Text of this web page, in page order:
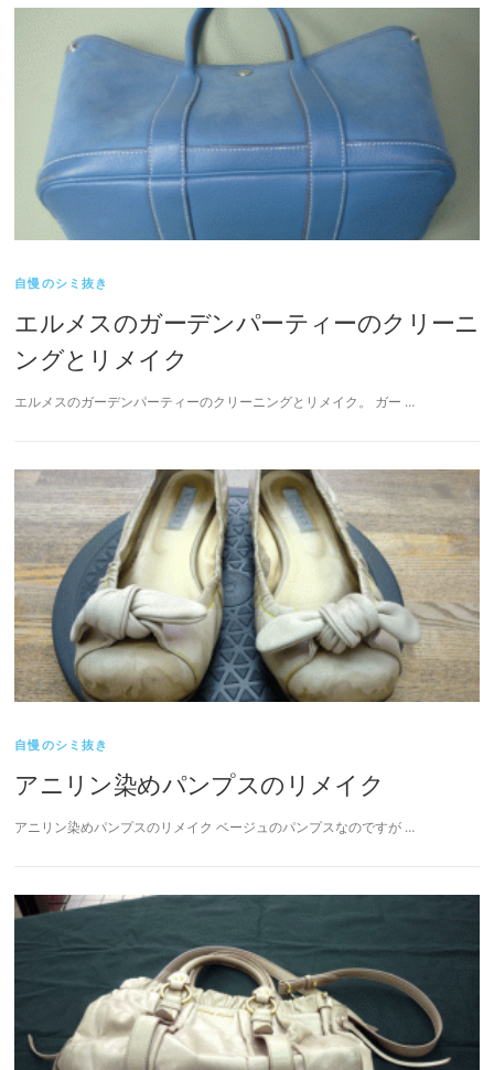
自慢のシミ抜き
エルメスのガーデンパーティーのクリーニ
ングとリメイク
エルメスのガーデンパーティーのクリーニングとリメイク。 ガー …
自慢のシミ抜き
アニリン染めパンプスのリメイク
アニリン染めパンプスのリメイク ベージュのパンプスなのですが …